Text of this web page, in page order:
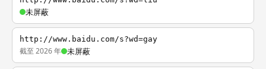
未屏蔽
http://www.baidu.com/s?wd=gay
截至 2026 年 未屏蔽